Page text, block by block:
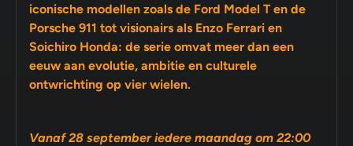
iconische modellen zoals de Ford Model T en de
Porsche 911 tot visionairs als Enzo Ferrari en
Soichiro Honda: de serie omvat meer dan een
eeuw aan evolutie, ambitie en culturele
ontwrichting op vier wielen.
Vanaf 28 september iedere maandag om 22:00